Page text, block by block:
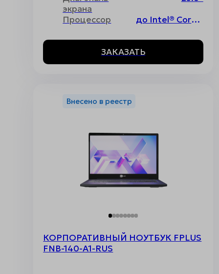
экрана
Процессор
до Intel® Core™ i7 12th Gen
ЗАКАЗАТЬ
Внесено в реестр
КОРПОРАТИВНЫЙ НОУТБУК FPLUS
FNB-140-A1-RUS